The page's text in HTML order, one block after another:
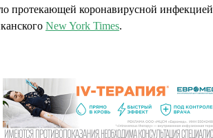
протекающей коронавирусной инфекцией
New York Times.